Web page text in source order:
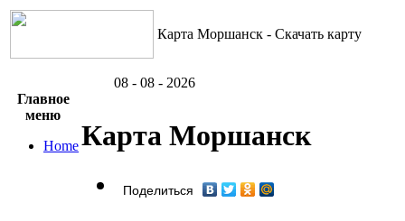
Карта Моршанск - Скачать карту
08 - 08 - 2026
Главное
меню
HomeКарта Моршанск
Поделиться